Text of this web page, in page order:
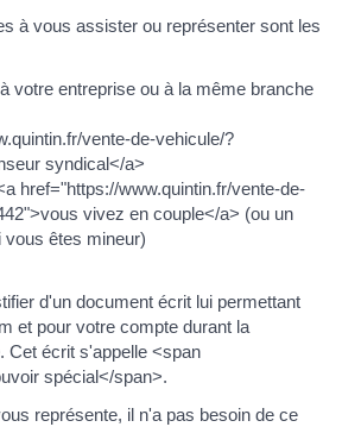
à vous assister ou représenter sont les
votre entreprise ou à la même branche
vente-de-vehicule/?
syndical</a>
href="https://www.quintin.fr/vente-de-
vivez en couple</a> (ou un
vous êtes mineur)
d'un document écrit lui permettant
et pour votre compte durant la
Cet écrit s'appelle <span
spécial</span>.
représente, il n'a pas besoin de ce